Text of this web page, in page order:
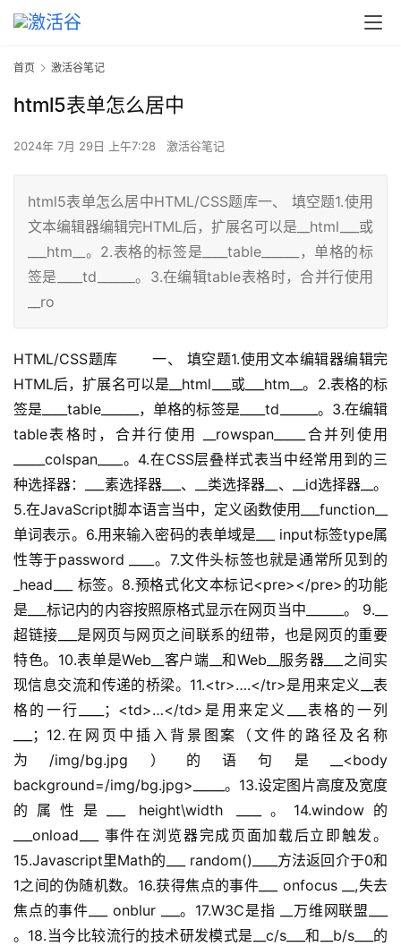
首页 激活谷笔记
html5表单怎么居中
2024年 7月 29日 上午7:28 激活谷笔记
html5表单怎么居中HTML/CSS题库一、 填空题1.使用
文本编辑器编辑完HTML后，扩展名可以是__html___或
___htm__。2.表格的标签是____table______，单格的标
签是____td______。3.在编辑table表格时，合并行使用
__ro
HTML/CSS题库 　　一、 填空题1.使用文本编辑器编辑完
HTML后，扩展名可以是__html___或___htm__。2.表格的标
签是____table______，单格的标签是____td______。3.在编辑
table表格时，合并行使用 __rowspan_____合并列使用
_____colspan____。4.在CSS层叠样式表当中经常用到的三
种选择器：___素选择器___、__类选择器__、__id选择器__。
5.在JavaScript脚本语言当中，定义函数使用___function__
单词表示。6.用来输入密码的表单域是___ input标签type属
性等于password ____。7.文件头标签也就是通常所见到的
_head___ 标签。8.预格式化文本标记<pre></pre>的功能
是___标记内的内容按照原格式显示在网页当中______。 9.__
超链接___是网页与网页之间联系的纽带，也是网页的重要
特色。10.表单是Web__客户端__和Web__服务器___之间实
现信息交流和传递的桥梁。11.<tr>….</tr>是用来定义__表
格的一行____；<td>…</td>是用来定义___表格的一列
___；12.在网页中插入背景图案（文件的路径及名称
为/img/bg.jpg）的语句是__<body
background=/img/bg.jpg>_____。13.设定图片高度及宽度
的属性是___ height\width ____。14.window的
___onload___ 事件在浏览器完成页面加载后立即触发。
15.Javascript里Math的___ random()____方法返回介于0和
1之间的伪随机数。16.获得焦点的事件___ onfocus __,失去
焦点的事件___ onblur ___。17.W3C是指 __万维网联盟___
。18.当今比较流行的技术研发模式是__c/s___和__b/s___的